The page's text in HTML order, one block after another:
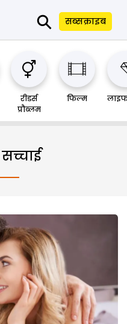
⚲ सब्सक्राइब
रीडर्स
प्रौब्लम
फिल्म